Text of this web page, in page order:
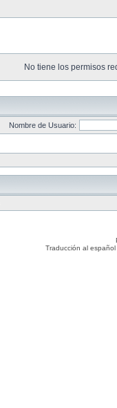
No tiene los permisos
Nombre de Usuario:
Traducción al